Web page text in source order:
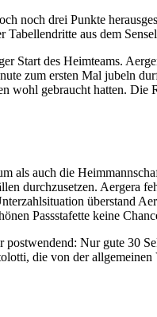
noch drei Punkte
Tabellendritte aus dem
Start des Heimteams.
zum ersten Mal jubeln
wohl gebraucht hatten.
als auch die
durchzusetzen. Aergera
überstand
Passstafette keine
Nur gute 30
die von der